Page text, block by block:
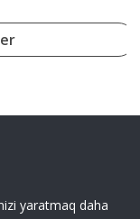
yaratmaq daha